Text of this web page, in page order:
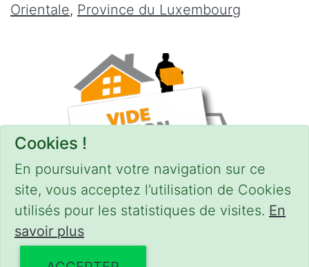
Cookies !
En poursuivant votre navigation sur ce
site, vous acceptez l’utilisation de Cookies
utilisés pour les statistiques de visites. En
savoir plus
Orientale, Province du Luxembourg
CONDITIONS-